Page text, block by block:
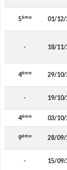
5ème 01/
- 18/
4ème 29/10/
- 19/
4ème 03/
9ème 28/09/
- 15/